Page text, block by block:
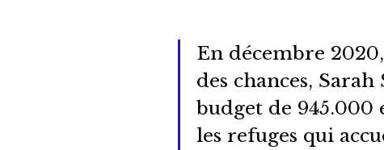
En décembre
des chances,
budget de 945.000
les refuges qui